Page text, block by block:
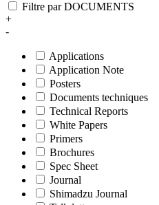
Filtre par DOCUMENTS
+
-
Applications
Application Note
Posters
Documents techniques
Technical Reports
White Papers
Primers
Brochures
Spec Sheet
Journal
Shimadzu Journal